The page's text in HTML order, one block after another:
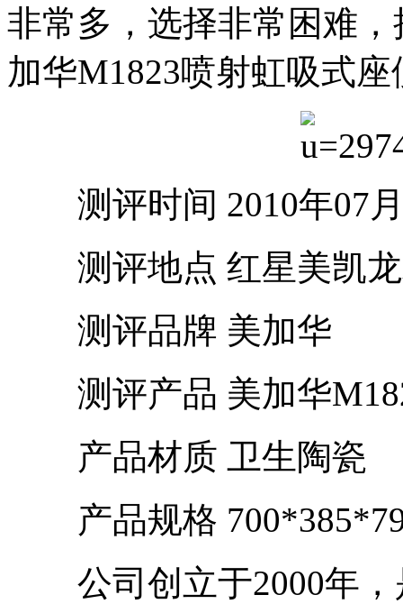
非常多，选择非常困难
加华M1823喷射虹吸式座
测评时间 2010年07
测评地点 红星美凯龙
测评品牌 美加华
测评产品 美加华
产品材质 卫生陶瓷
产品规格
公司创立于2000年，